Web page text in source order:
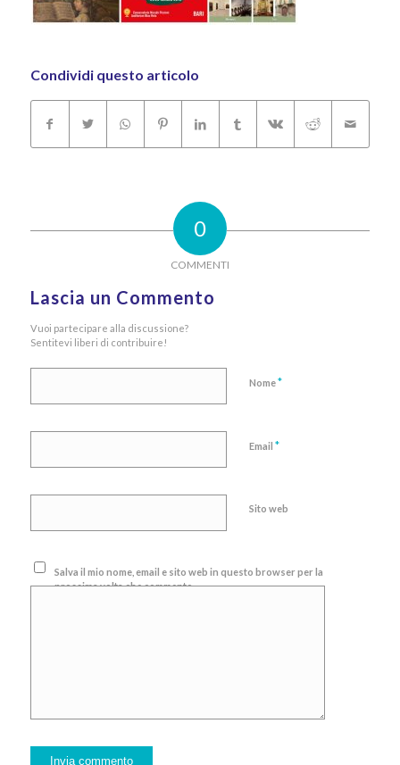
Condividi questo articolo
0
COMMENTI
Lascia un Commento
Vuoi partecipare alla discussione?
Sentitevi liberi di contribuire!
Nome*
Email *
Sito web
Salva il mio nome, email e sito web in questo browser per la
prossima volta che commento.